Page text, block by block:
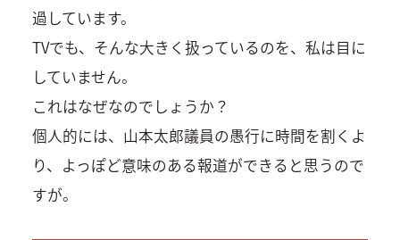
過しています。
TVでも、そんな大きく扱っているのを、私は目に
していません。
これはなぜなのでしょうか？
個人的には、山本太郎議員の愚行に時間を割くよ
り、よっぽど意味のある報道ができると思うので
すが。